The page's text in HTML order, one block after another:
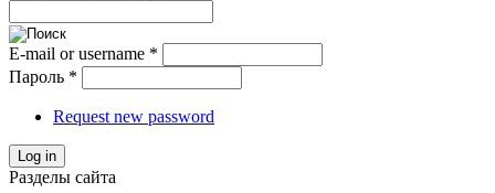
E-mail or username *
Пароль *
Request new password
Log in
Разделы сайта